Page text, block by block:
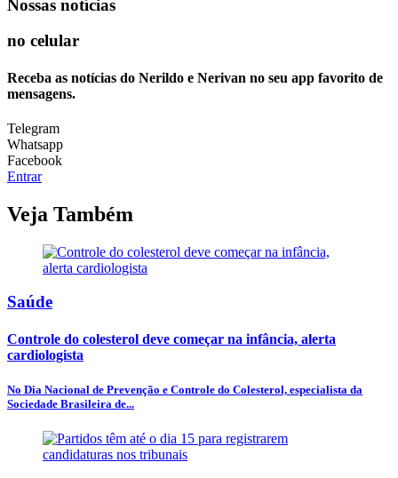
Nossas notícias
no celular
Receba as notícias do Nerildo e Nerivan no seu app favorito de
mensagens.
Telegram
Whatsapp
Facebook
Entrar
Veja Também
Saúde
Controle do colesterol deve começar na infância, alerta
cardiologista
No Dia Nacional de Prevenção e Controle do Colesterol, especialista da
Sociedade Brasileira de...